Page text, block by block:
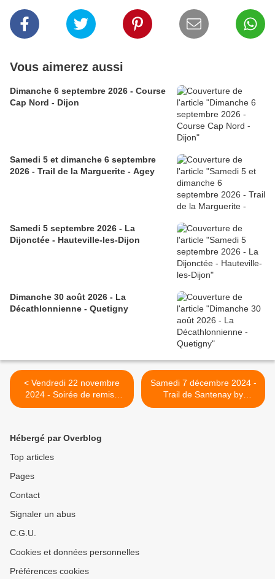
Vous aimerez aussi
Dimanche 6 septembre 2026 - Course
Cap Nord - Dijon
Samedi 5 et dimanche 6 septembre
2026 - Trail de la Marguerite - Agey
Samedi 5 septembre 2026 - La
Dijonctée - Hauteville-les-Dijon
Dimanche 30 août 2026 - La
Décathlonnienne - Quetigny
< Vendredi 22 novembre
2024 - Soirée de remise
des prix du Challenge de
Samedi 7 décembre 2024 -
Trail de Santenay by
Rougeot Beaune Triathlon -
Hébergé par Overblog
Top articles
Pages
Contact
Signaler un abus
C.G.U.
Cookies et données personnelles
Préférences cookies